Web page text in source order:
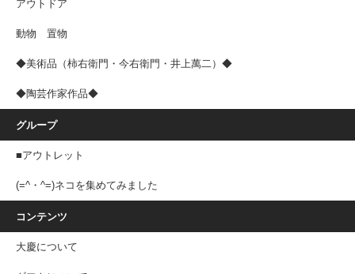
アウトドア
動物 置物
◆美術品（柿右衛門・今右衛門・井上萬二）◆
◆陶芸作家作品◆
グループ
■アウトレット
(=^・^=)ネコを集めてみました
コンテンツ
大慶について